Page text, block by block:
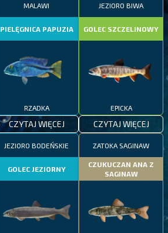
MALAWI
PIELĘGNICA PAPUZIA
RZADKA
CZYTAJ WIĘCEJ
JEZIORO BIWA
GOLEC SZCZELINOWY
EPICKA
CZYTAJ WIĘCEJ
JEZIORO BODEŃSKIE
GOLEC JEZIORNY
ZATOKA SAGINAW
CZUKUCZAN ANA Z
SAGINAW